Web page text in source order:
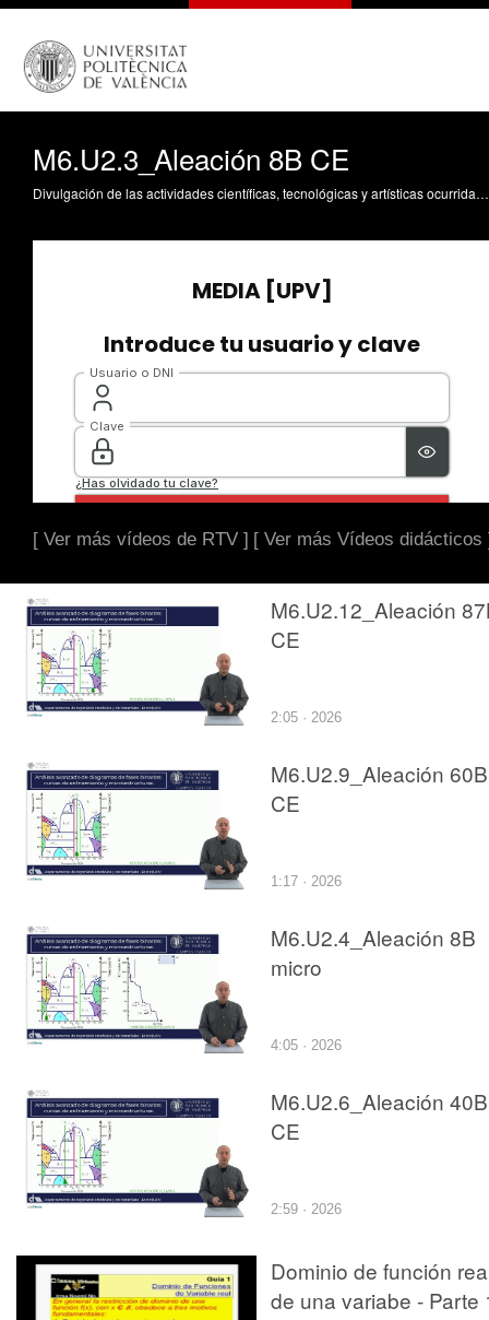
M6.U2.3_Aleación 8B CE
Divulgación de las actividades científicas, tecnológicas y artísticas ocurridas en los tres campus de la UPV
[ Ver más vídeos de RTV ] [ Ver más Vídeos didácticos
M6.U2.12_Aleación
CE
2:05 · 2026
M6.U2.9_Aleación 60B
CE
1:17 · 2026
M6.U2.4_Aleación 8B
micro
4:05 · 2026
M6.U2.6_Aleación 40B
CE
2:59 · 2026
Dominio de función
de una variabe - Parte